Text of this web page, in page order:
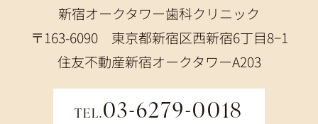
新宿オークタワー歯科クリニック
〒163-6090 東京都新宿区西新宿6丁目8−1
住友不動産新宿オークタワーA203
TEL.03-6279-0018